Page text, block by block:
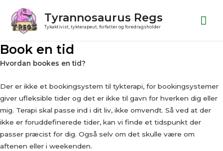
indholdet
Tyrannosaurus Regs
Tykaktivist, tykterapeut, forfatter og foredragsholder
Book en tid
Hvordan bookes en tid?
Der er ikke et bookingsystem til tykterapi, for bookingsystemer
giver ufleksible tider og det er ikke til gavn for hverken dig eller
mig. Terapi skal passe ind i dit liv, ikke omvendt. Så ved at der
ikke er foruddefinerede tider, kan vi finde et tidspunkt der
passer præcist for dig. Også selv om det skulle være om
aftenen eller i weekenden.